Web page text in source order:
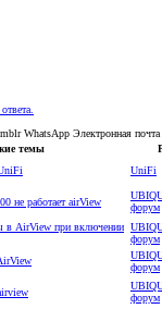
WhatsApp Электронная почта
темы
UniFi
не работает airView
форум
в AirView при включении
форум
форум
форум